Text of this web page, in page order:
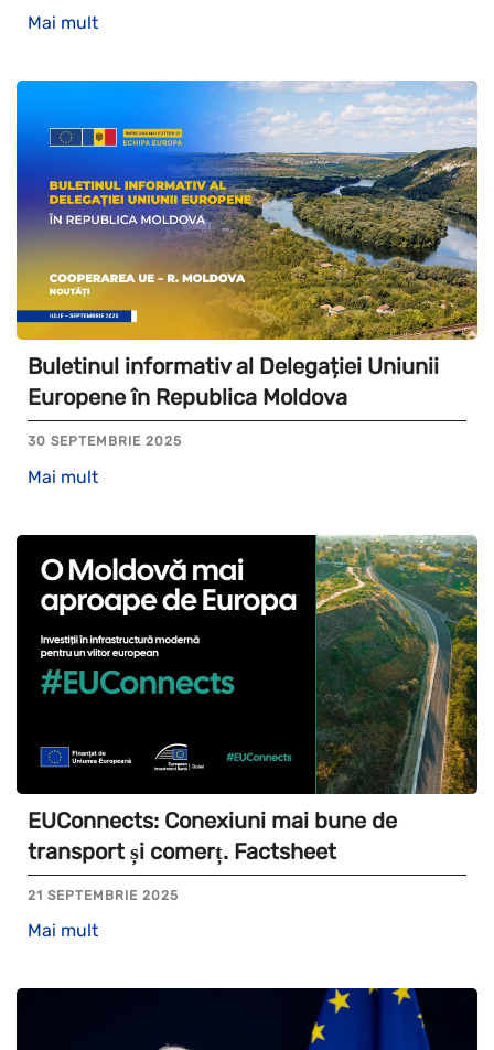
Mai mult
Buletinul informativ al Delegației Uniunii
Europene în Republica Moldova
30 SEPTEMBRIE 2025
Mai mult
EUConnects: Conexiuni mai bune de
transport și comerț. Factsheet
21 SEPTEMBRIE 2025
Mai mult